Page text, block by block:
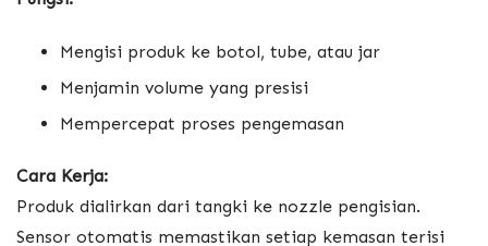
Mengisi produk ke botol, tube, atau jar
Menjamin volume yang presisi
Mempercepat proses pengemasan
Cara Kerja:
Produk dialirkan dari tangki ke nozzle pengisian.
Sensor otomatis memastikan setiap kemasan terisi